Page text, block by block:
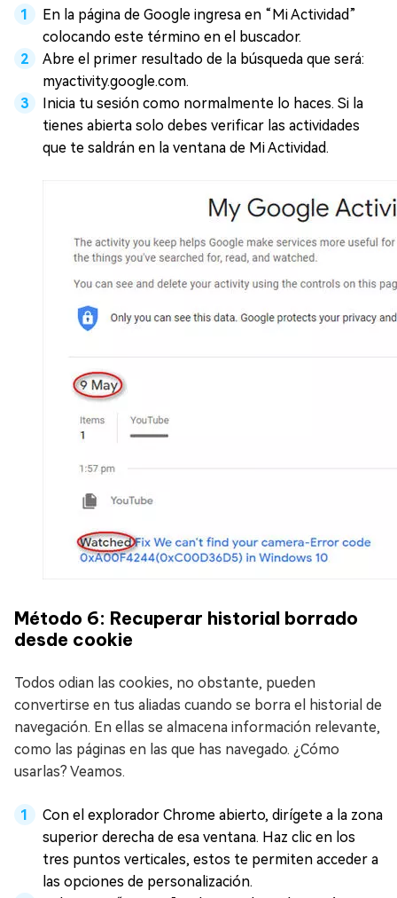
En la página de Google ingresa en “Mi Actividad”
colocando este término en el buscador.
Abre el primer resultado de la búsqueda que será:
myactivity.google.com.
Inicia tu sesión como normalmente lo haces. Si la
tienes abierta solo debes verificar las actividades
que te saldrán en la ventana de Mi Actividad.
Método 6: Recuperar historial borrado
desde cookie
Todos odian las cookies, no obstante, pueden
convertirse en tus aliadas cuando se borra el historial de
navegación. En ellas se almacena información relevante,
como las páginas en las que has navegado. ¿Cómo
usarlas? Veamos.
Con el explorador Chrome abierto, dirígete a la zona
superior derecha de esa ventana. Haz clic en los
tres puntos verticales, estos te permiten acceder a
las opciones de personalización.